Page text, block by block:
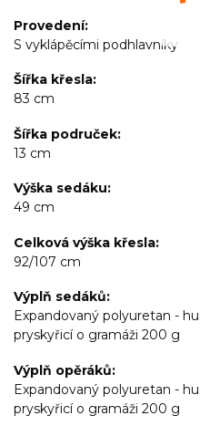
Provedení
S vyklápěcími podhlavníky
Šířka křesla
83 cm
Šířka područek
13 cm
Výška sedáku
49 cm
Celková výška křesla
92/107 cm
Výplň sedáků
Expandovaný polyuretan -
pryskyřicí o gramáži 200 g
Výplň opěráků
Expandovaný polyuretan -
pryskyřicí o gramáži 200 g